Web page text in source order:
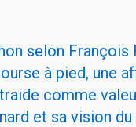
selon François
à pied, une
comme
et sa vision